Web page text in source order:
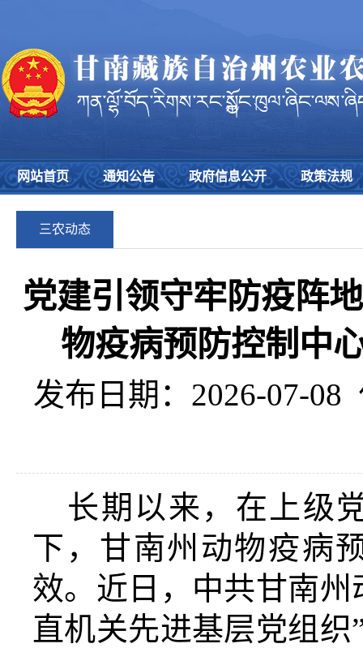
网站首页 通知公告 政府信息公开 政策法规
三农动态
党建引领守牢防疫阵
物疫病预防控制中
发布日期：2026-07-08
长期以来，在上级
下，甘南州动物疫病
效。近日，中共甘南
直机关先进基层党组